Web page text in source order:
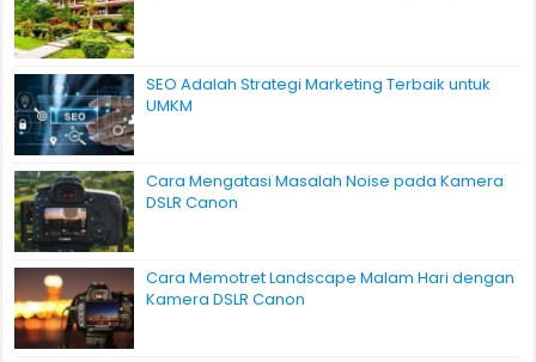
SEO Adalah Strategi Marketing Terbaik untuk
UMKM
Cara Mengatasi Masalah Noise pada Kamera
DSLR Canon
Cara Memotret Landscape Malam Hari dengan
Kamera DSLR Canon